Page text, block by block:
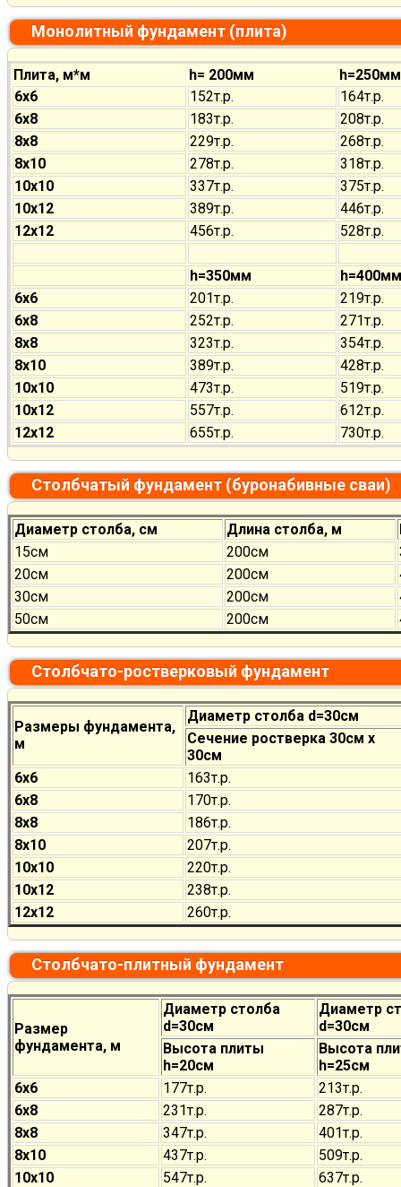
Монолитный фундамент (плита)
Плита, м*м h= 200мм
h=250мм
6х6
152т.р.
164т.р.
6х8
183т.р.
208т.р.
8х8
229т.р.
268т.р.
8х10
278т.р.
318т.р.
10х10
337т.р.
375т.р.
10х12
389т.р.
446т.р.
12х12
456т.р. 528т.р.
h=350мм
h=400мм
6х6
201т.р.
219т.р.
6х8
252т.р.
271т.р.
8х8
323т.р.
354т.р.
8х10
389т.р.
428т.р.
10х10
473т.р.
519т.р.
10х12
557т.р.
612т.р.
12х12
655т.р. 730т.р.
Столбчатый фундамент (буронабивные сваи)
Диаметр столба, см Длина столба, м
15см
200см
20см
200см
30см
200см
50см
200см
Столбчато-ростверковый фундамент
Размеры фундамента,
м
Диаметр столба d=30см
Сечение ростверка 30см х
30см
6х6
163т.р.
6х8
170т.р.
8х8
186т.р.
8х10
207т.р.
10х10
220т.р.
10х12
238т.р.
12х12
260т.р.
Столбчато-плитный фундамент
Размер
фундамента, м
Диаметр столба
d=30см
Диаметр
d=30см
Высота плиты
h=20см
Высота
h=25см
6х6
177т.р. 213т.р.
6х8
231т.р. 287т.р.
8х8
347т.р. 401т.р.
8х10
437т.р. 509т.р.
10х10
547т.р. 637т.р.